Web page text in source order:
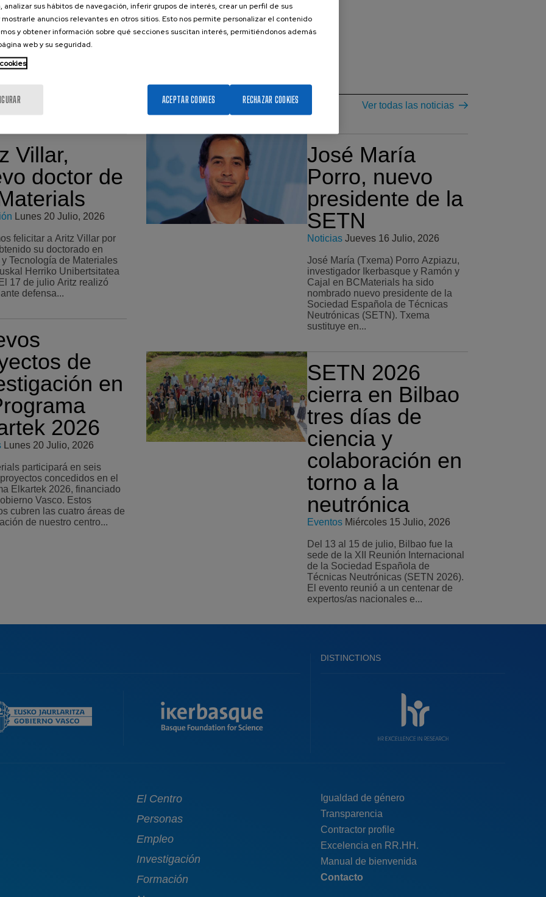
Ver todas las noticias
Villar,
doctor de
Lunes 20 Julio, 2026
felicitar a Aritz Villar por
su doctorado en
Tecnología de Materiales
Herriko Unibertsitatea
defensa...
de
en
2026
Lunes 20 Julio, 2026
participará en seis
concedidos en el
Elkartek 2026, financiado
Vasco. Estos
cubren las cuatro áreas de
de nuestro centro...
José María
Porro, nuevo
presidente de la
SETN
Noticias Jueves 16 Julio, 2026
José María (Txema) Porro Azpiazu,
investigador Ikerbasque y Ramón y
Cajal en BCMaterials ha sido
nombrado nuevo presidente de la
Sociedad Española de Técnicas
Neutrónicas (SETN). Txema
sustituye en...
SETN 2026
cierra en Bilbao
tres días de
ciencia y
colaboración en
torno a la
neutrónica
Eventos Miércoles 15 Julio, 2026
Del 13 al 15 de julio, Bilbao fue la
sede de la XII Reunión Internacional
de la Sociedad Española de
Técnicas Neutrónicas (SETN 2026).
El evento reunió a un centenar de
expertos/as nacionales e...
DISTINCTIONS
Main
navigation
El Centro
Personas
Empleo
Investigación
Formación
Menú
pie
top
Igualdad de género
Transparencia
Contractor profile
Excelencia en RR.HH.
Manual de bienvenida
Contacto
analizar sus hábitos de navegación, inferir grupos de interés, crear un perfil de sus
anuncios relevantes en otros sitios. Esto nos permite personalizar el contenido
y obtener información sobre qué secciones suscitan interés, permitiéndonos además
web y su seguridad.
RECHAZAR COOKIES
ACEPTAR COOKIES